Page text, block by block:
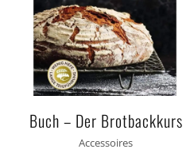
Buch – Der Brotbackkurs
Accessoires